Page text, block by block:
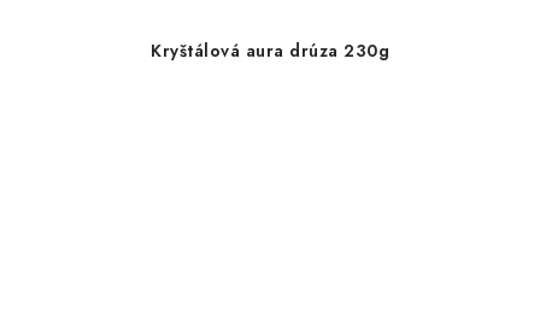
Kryštálová aura drúza 230g